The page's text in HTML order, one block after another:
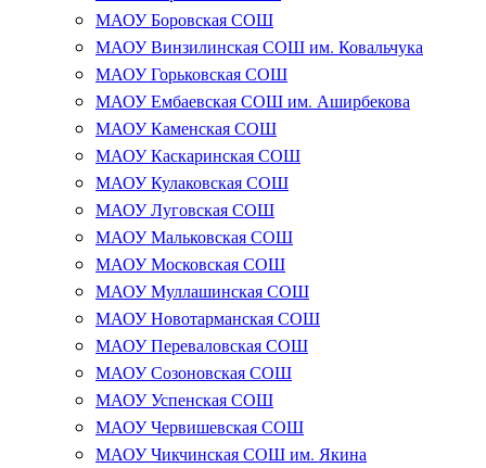
МАОУ Боровская СОШ
МАОУ Винзилинская СОШ им. Ковальчука
МАОУ Горьковская СОШ
МАОУ Ембаевская СОШ им. Аширбекова
МАОУ Каменская СОШ
МАОУ Каскаринская СОШ
МАОУ Кулаковская СОШ
МАОУ Луговская СОШ
МАОУ Мальковская СОШ
МАОУ Московская СОШ
МАОУ Муллашинская СОШ
МАОУ Новотарманская СОШ
МАОУ Переваловская СОШ
МАОУ Созоновская СОШ
МАОУ Успенская СОШ
МАОУ Червишевская СОШ
МАОУ Чикчинская СОШ им. Якина